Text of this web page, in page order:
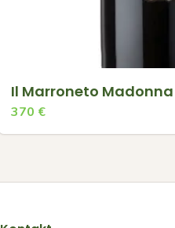
Il Marroneto Madonna
370 €